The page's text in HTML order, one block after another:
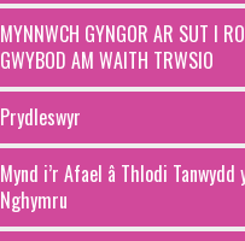
MYNNWCH GYNGOR AR SUT I ROI
GWYBOD AM WAITH TRWSIO
Prydleswyr
Mynd i’r Afael â Thlodi Tanwydd yng
Nghymru